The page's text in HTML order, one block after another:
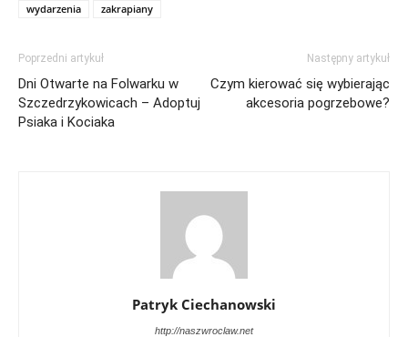
wydarzenia
zakrapiany
Poprzedni artykuł
Dni Otwarte na Folwarku w
Szczedrzykowicach – Adoptuj
Psiaka i Kociaka
Następny artykuł
Czym kierować się wybierając
akcesoria pogrzebowe?
Patryk Ciechanowski
http://naszwroclaw.net